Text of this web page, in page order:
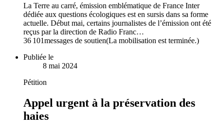
La Terre au carré, émission emblématique de France Inter
dédiée aux questions écologiques est en sursis dans sa forme
actuelle. Début mai, certains journalistes de l’émission ont été
reçus par la direction de Radio Franc…
36 101messages de soutien(La mobilisation est terminée.)
Publiée le
8 mai 2024
Pétition
Appel urgent à la préservation des
haies